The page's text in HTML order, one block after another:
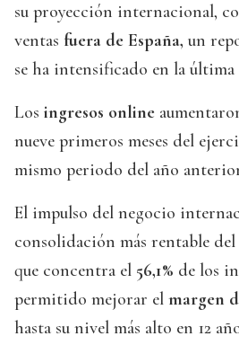
su proyección internacional,
ventas fuera de España, un
se ha intensificado en la última
Los ingresos online
nueve primeros meses del
mismo periodo del año
El impulso del negocio
consolidación más rentable del
que concentra el 56,1% de los
permitido mejorar el margen
hasta su nivel más alto en 12